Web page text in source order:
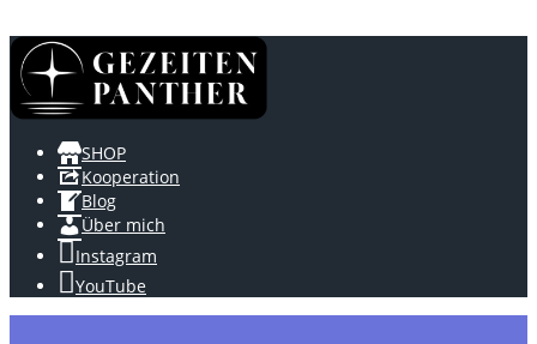
SHOP
Kooperation
Blog
Über mich
Instagram
YouTube